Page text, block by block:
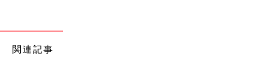
関連記事